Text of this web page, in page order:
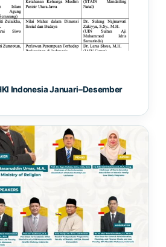
Indonesia Januari–Desember